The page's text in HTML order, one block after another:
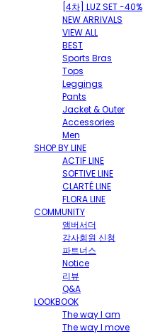
[4차] LUZ SET -40%
NEW ARRIVALS
VIEW ALL
BEST
Sports Bras
Tops
Leggings
Pants
Jacket & Outer
Accessories
Men
SHOP BY LINE
ACTIF LINE
SOFTIVE LINE
CLARTÉ LINE
FLORA LINE
COMMUNITY
앰버서더
강사회원 신청
파트너스
Notice
리뷰
Q&A
LOOKBOOK
The way I am
The way I move